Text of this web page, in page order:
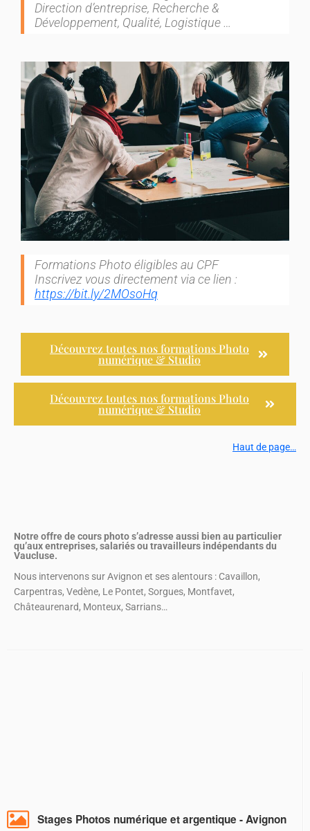
Direction d’entreprise, Recherche &
Développement, Qualité, Logistique …
Formations Photo éligibles au CPF
Inscrivez vous directement via ce lien :
https://bit.ly/2MOsoHq
Découvrez toutes nos formations Photo
numérique & Studio
Découvrez toutes nos formations Photo
numérique & Studio
Haut de page…
Notre offre de cours photo s’adresse aussi bien au particulier
qu’aux entreprises, salariés ou travailleurs indépendants du
Vaucluse.
Nous intervenons sur Avignon et ses alentours : Cavaillon,
Carpentras, Vedène, Le Pontet, Sorgues, Montfavet,
Châteaurenard, Monteux, Sarrians…
Stages Photos numérique et argentique - Avignon